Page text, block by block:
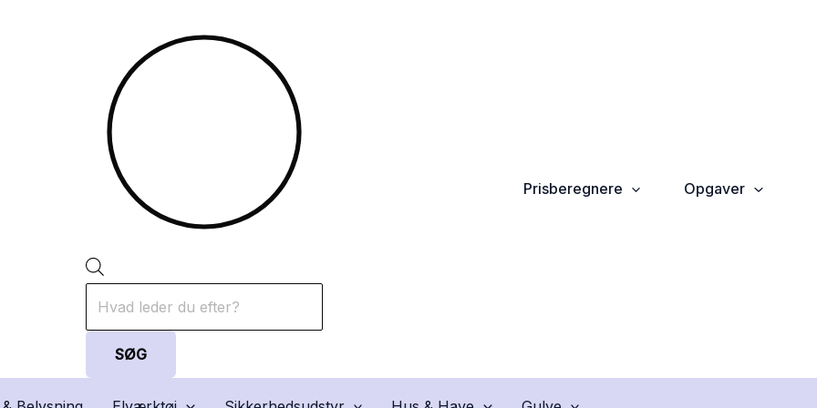
SØG
Prisberegnere Opgaver